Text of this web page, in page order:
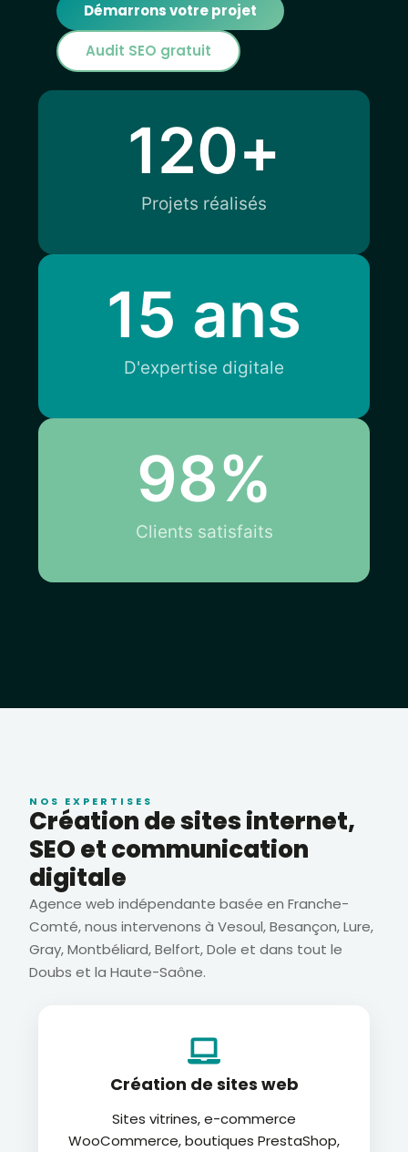
Démarrons votre projet
Audit SEO gratuit
Projets réalisés
120+
D'expertise digitale
15 ans
Clients satisfaits
98%
NOS EXPERTISES
Création de sites internet,
SEO et communication
digitale
Agence web indépendante basée en Franche-
Comté, nous intervenons à Vesoul, Besançon, Lure,
Gray, Montbéliard, Belfort, Dole et dans tout le
Doubs et la Haute-Saône.
Création de sites web
Sites vitrines, e-commerce
WooCommerce, boutiques PrestaShop,